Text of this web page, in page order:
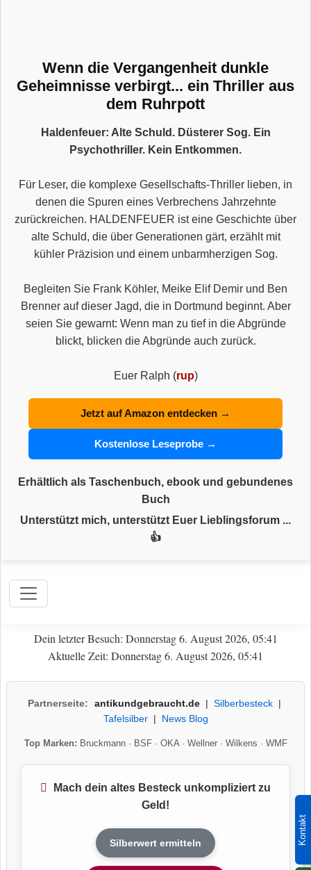
Kontakt
Wenn die Vergangenheit dunkle
Geheimnisse verbirgt... ein Thriller aus
dem Ruhrpott
Haldenfeuer: Alte Schuld. Düsterer Sog. Ein
Psychothriller. Kein Entkommen.
Für Leser, die komplexe Gesellschafts-Thriller lieben, in
denen die Spuren eines Verbrechens Jahrzehnte
zurückreichen. HALDENFEUER ist eine Geschichte über
alte Schuld, die über Generationen gärt, erzählt mit
kühler Präzision und einem unbarmherzigen Sog.
Begleiten Sie Frank Köhler, Meike Elif Demir und Ben
Brenner auf dieser Jagd, die in Dortmund beginnt. Aber
seien Sie gewarnt: Wenn man zu tief in die Abgründe
blickt, blicken die Abgründe auch zurück.
Euer Ralph (rup)
Jetzt auf Amazon entdecken →
Kostenlose Leseprobe →
Erhältlich als Taschenbuch, ebook und gebundenes
Buch
Unterstützt mich, unterstützt Euer Lieblingsforum ...
👍
Dein letzter Besuch: Donnerstag 6. August 2026, 05:41
Aktuelle Zeit: Donnerstag 6. August 2026, 05:41
Partnerseite: antikundgebraucht.de| Silberbesteck|
Tafelsilber| News Blog
Top Marken: Bruckmann· BSF· OKA· Wellner· Wilkens · WMF
Mach dein altes Besteck unkompliziert zu
Geld!
Silberwert ermitteln